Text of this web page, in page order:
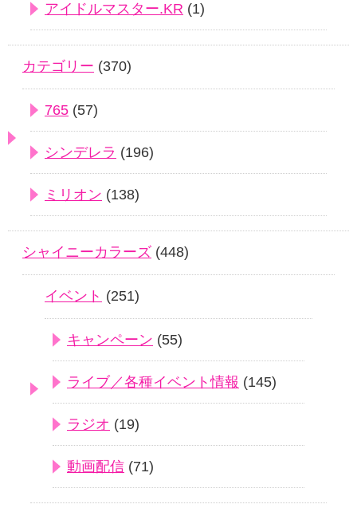
アイドルマスター.KR (1)
カテゴリー (370)
765 (57)
シンデレラ (196)
ミリオン (138)
シャイニーカラーズ (448)
イベント (251)
キャンペーン (55)
ライブ／各種イベント情報 (145)
ラジオ (19)
動画配信 (71)